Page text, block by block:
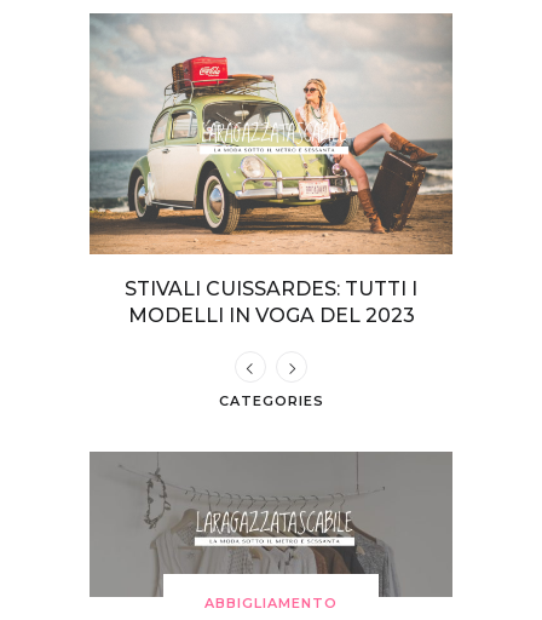
STIVALI CUISSARDES: TUTTI I
MODELLI IN VOGA DEL 2023
CATEGORIES
ABBIGLIAMENTO